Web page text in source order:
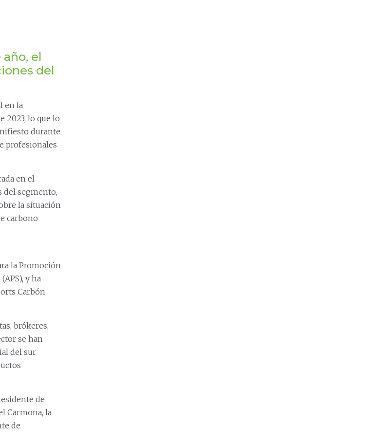
el
del
en la
2023, lo que lo
durante
profesionales
en el
del segmento,
la situación
carbono
la Promoción
y ha
Carbón
brókeres,
se han
del sur
de
Carmona, la
de